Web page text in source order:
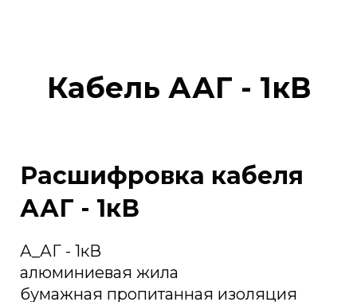
Кабель ААГ - 1кВ
Расшифровка кабеля
ААГ - 1кВ
А_АГ - 1кВ
алюминиевая жила
бумажная пропитанная изоляция